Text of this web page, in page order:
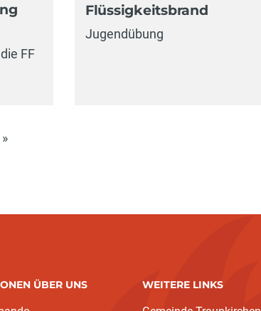
FF
Flüssigkeitsbrand
Jugendübung
»
ÜBER UNS WEITERE LINKS